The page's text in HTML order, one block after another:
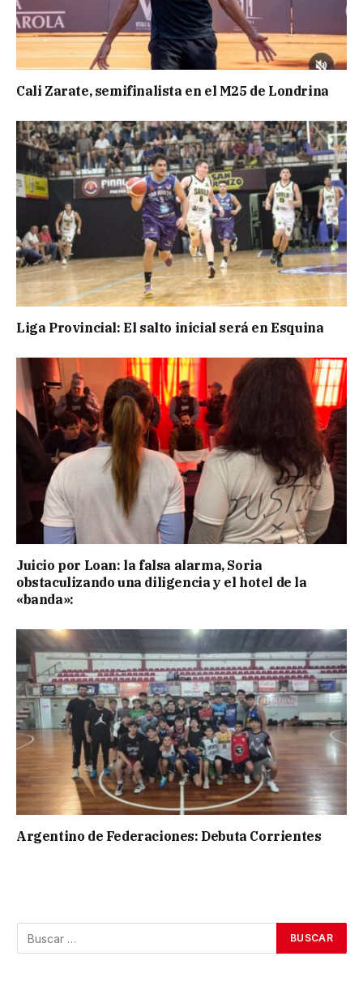
Cali Zarate, semifinalista en el M25 de Londrina
Liga Provincial: El salto inicial será en Esquina
Juicio por Loan: la falsa alarma, Soria
obstaculizando una diligencia y el hotel de la
«banda»:
Argentino de Federaciones: Debuta Corrientes